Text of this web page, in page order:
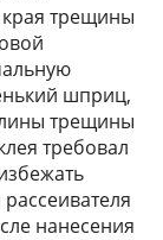
края трещины
шприц,
трещины
требовал
нанесения